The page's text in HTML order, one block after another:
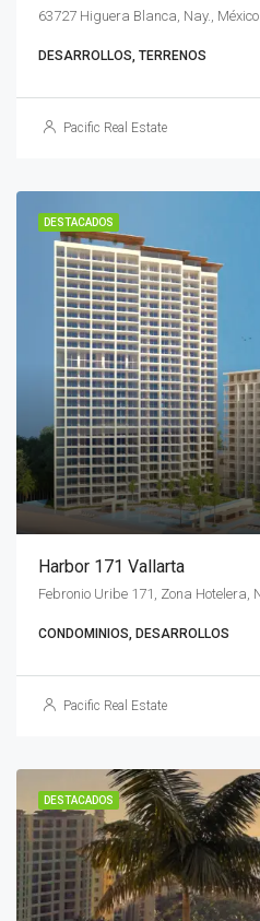
63727 Higuera Blanca, Nay., México
DESARROLLOS, TERRENOS
Pacific Real Estate
DESTACADOS
Harbor 171 Vallarta
CONDOMINIOS, DESARROLLOS
Pacific Real Estate
DESTACADOS